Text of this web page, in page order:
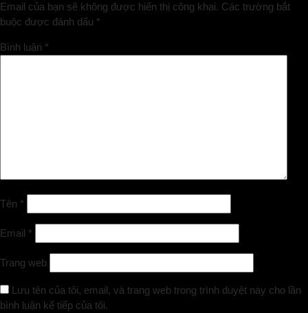
Email của bạn sẽ không được hiển thị công khai. Các trường bắt
buộc được đánh dấu *
Bình luận *
Tên *
Email *
Trang web
Lưu tên của tôi, email, và trang web trong trình duyệt này cho lần
bình luận kế tiếp của tôi.